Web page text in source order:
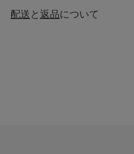
配送と返品について